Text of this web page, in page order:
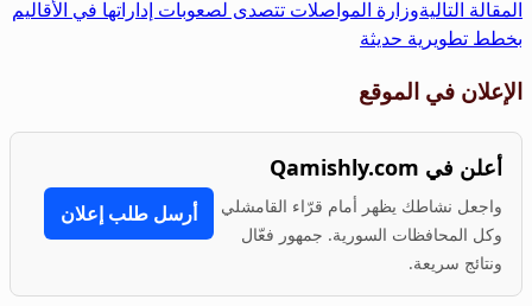
المقالة التاليةوزارة المواصلات تتصدى لصعوبات إداراتها في الأقاليم
بخطط تطويرية حديثة
الإعلان في الموقع
أعلن في Qamishly.com
واجعل نشاطك يظهر أمام قرّاء القامشلي
وكل المحافظات السورية. جمهور فعّال
ونتائج سريعة.
أرسل طلب إعلان